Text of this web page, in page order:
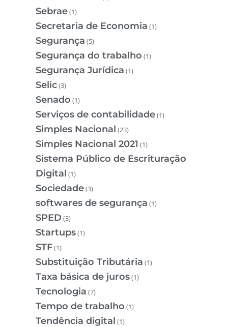
Sebrae(1)
Secretaria de Economia (1)
Segurança (5)
Segurança do trabalho (1)
Segurança Jurídica (1)
Selic(3)
Senado (1)
Serviços de contabilidade(1)
Simples Nacional (23)
Simples Nacional 2021 (1)
Sistema Público de Escrituração
Digital (1)
Sociedade(3)
softwares de segurança (1)
SPED (3)
Startups(1)
STF(1)
Substituição Tributária (1)
Taxa básica de juros(1)
Tecnologia (7)
Tempo de trabalho (1)
Tendência digital (1)